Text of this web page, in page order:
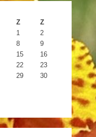
Z
Z
1
2
8
9
15
16
22
23
29
30